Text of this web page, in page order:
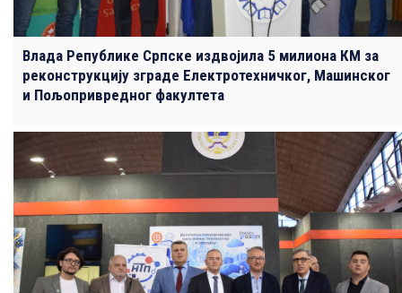
Влада Републике Српске издвојила 5 милиона КМ за
реконструкцију зграде Електротехничког, Машинског
и Пољопривредног факултета